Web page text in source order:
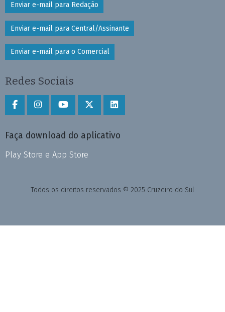
Enviar e-mail para Redação
Enviar e-mail para Central/Assinante
Enviar e-mail para o Comercial
Redes Sociais
Faça download do aplicativo
Play Store e App Store
Todos os direitos reservados © 2025 Cruzeiro do Sul